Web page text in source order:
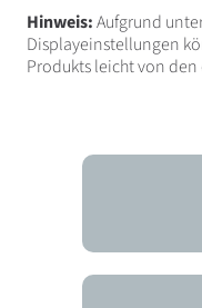
Hinweis:Aufgrund
Displayeinstellungen
Produkts leicht von